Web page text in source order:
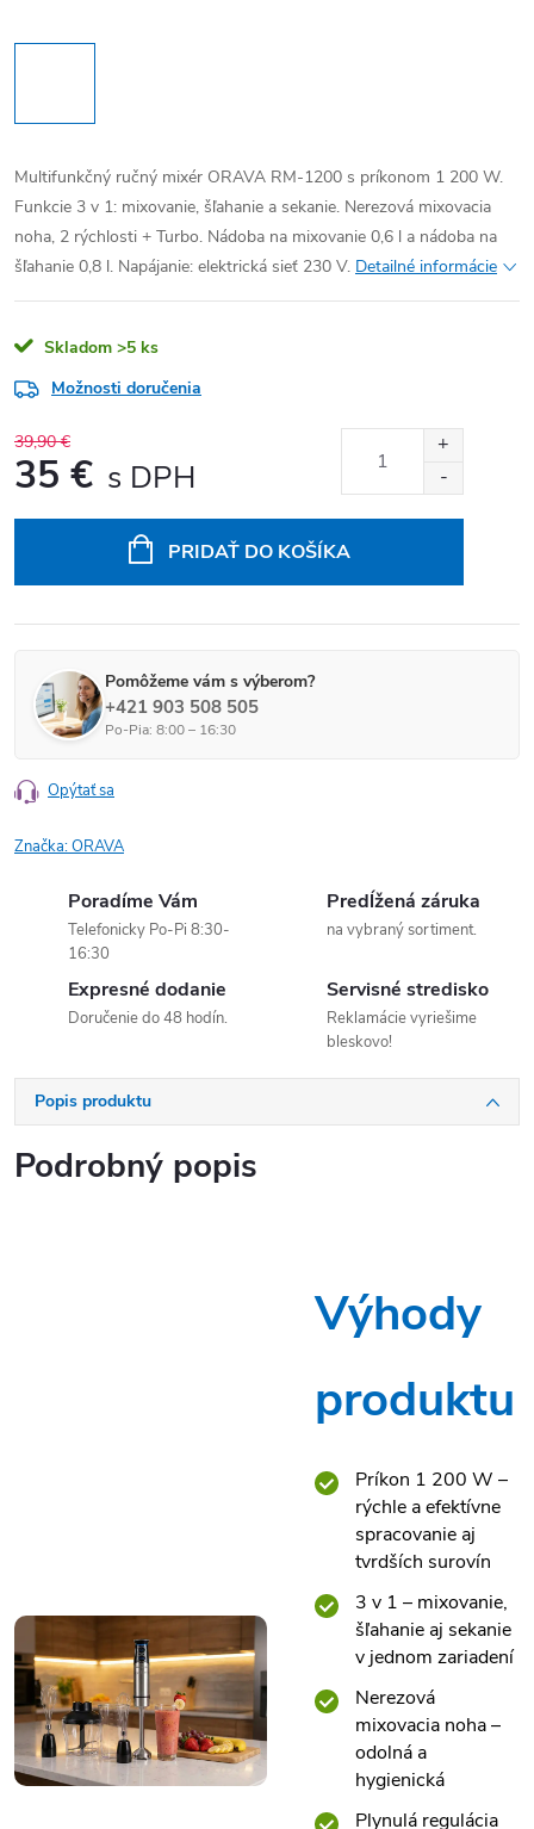
Multifunkčný ručný mixér ORAVA RM-1200 s príkonom 1 200 W.
Funkcie 3 v 1: mixovanie, šľahanie a sekanie. Nerezová mixovacia
noha, 2 rýchlosti + Turbo. Nádoba na mixovanie 0,6 l a nádoba na
šľahanie 0,8 l. Napájanie: elektrická sieť 230 V. Detailné informácie
Skladom >5 ks
Možnosti doručenia
39,90 €
35 €
PRIDAŤ DO KOŠÍKA
Pomôžeme vám s výberom?
+421 903 508 505
Po-Pia: 8:00 – 16:30
Opýtať sa
Značka:ORAVA
Poradíme Vám
Telefonicky Po-Pi 8:30-
16:30
Predĺžená záruka
na vybraný sortiment.
Expresné dodanie
Doručenie do 48 hodín.
Servisné stredisko
Reklamácie vyriešime
bleskovo!
Popis produktu
Podrobný popis
Výhody
produktu
Príkon 1 200 W –
rýchle a efektívne
spracovanie aj
tvrdších surovín
3 v 1 – mixovanie,
šľahanie aj sekanie
v jednom zariadení
Nerezová
mixovacia noha –
odolná a
hygienická
Plynulá regulácia